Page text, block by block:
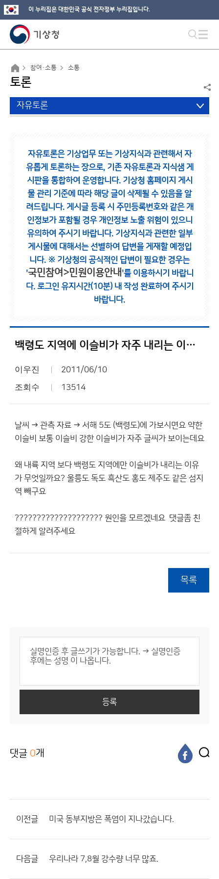
이 누리집은 대한민국 공식 전자정부 누리집입니다.
참여·소통 소통
토론
자유토론
자유토론은 기상업무 또는 기상지식과 관련해서 자
유롭게 토론하는 장으로, 기존 자유토론과 지식샘 게
시판을 통합하여 운영합니다. 기상청 홈페이지 게시
물 관리 기준에 따라 해당 글이 삭제될 수 있음을 알
려드립니다. 게시글 등록 시 주민등록번호와 같은 개
인정보가 포함될 경우 개인정보 노출 위험이 있으니
유의하여 주시기 바랍니다. 기상지식과 관련한 일부
게시물에 대해서는 선별하여 답변을 게재할 예정입
니다. ※ 기상청의 공식적인 답변이 필요한 경우는
'국민참여>민원이용안내 '를 이용하시기 바랍니
다. 로그인 유지시간(10분) 내 작성 완료하여 주시기
바랍니다.
백령도 지역에 이슬비가 자주 내리는 이유 무엇일까요?
이우진 2011/06/10
조회수 13514
날씨 → 관측 자료 → 서해 5도 (백령도)에 가보시면요 약한
이슬비 보통 이슬비 강한 이슬비가 자주 글씨가 보이는데요
왜 내륙 지역 보다 백령도 지역에만 이슬비가 내리는 이유
가 무엇일까요? 울릉도 독도 흑산도 홍도 제주도 같은 섬지
역 빼구요
???????????????????? 원인을 모르겠네요 댓글좀 친
절하게 알려주세요
목록
등록
댓글 0개
이전글 미국 동부지방은 폭염이 지나갔습니다.
다음글 우리나라 7,8월 강수량 너무 많죠.